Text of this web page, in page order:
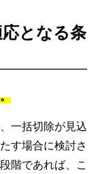
となる条
一括切除が見込
す場合に検討さ
階であれば、こ